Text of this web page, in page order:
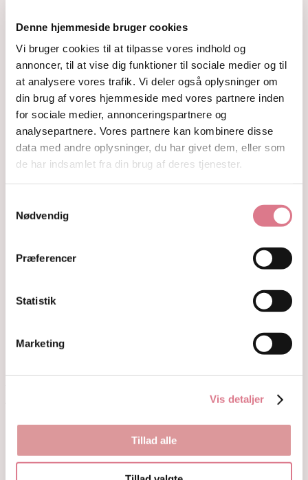
Denne hjemmeside bruger cookies
Vi bruger cookies til at tilpasse vores indhold og
annoncer, til at vise dig funktioner til sociale medier og til
at analysere vores trafik. Vi deler også oplysninger om
din brug af vores hjemmeside med vores partnere inden
for sociale medier, annonceringspartnere og
analysepartnere. Vores partnere kan kombinere disse
data med andre oplysninger, du har givet dem, eller som
de har indsamlet fra din brug af deres tjenester.
Nødvendig
Præferencer
Statistik
Marketing
Vis detaljer
Tillad alle
Krystaller opdelt efter farve
Lilla og lavendel krystaller
Blå og indigo krystaller
Grønne krystaller
Pink og fersken krystaller
Gule og guld krystaller
Røde, orange og kobber krystaller
Sorte, brune og grå krystaller
Smykker
Skåle og fade
Krystalindex
Kontakt